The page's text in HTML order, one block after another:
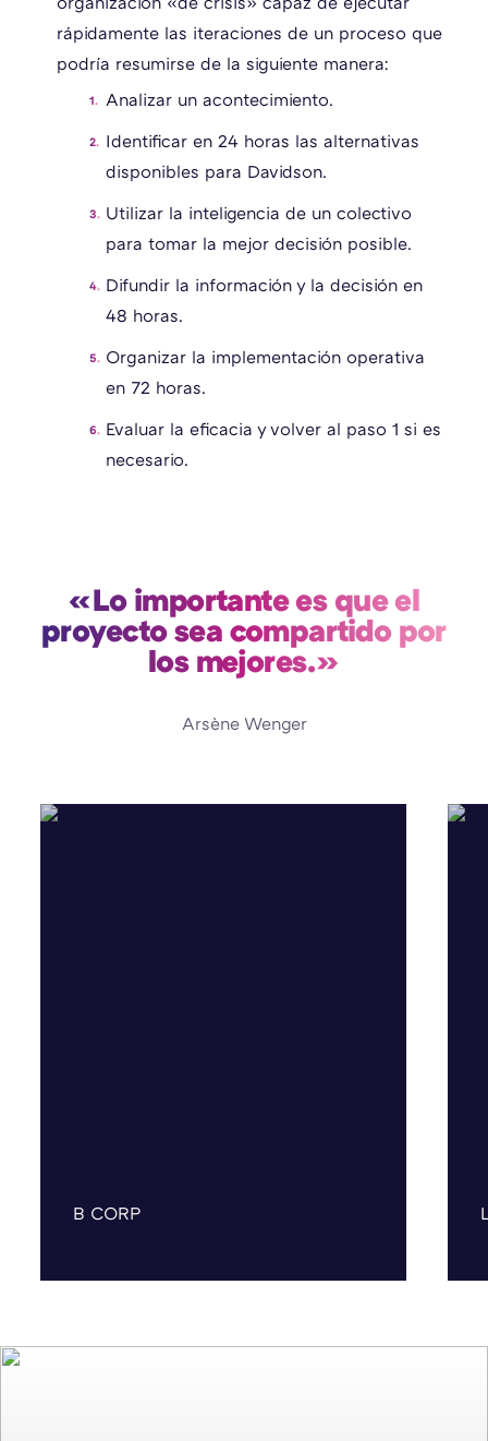
rápidamente las iteraciones de un proceso que
podría resumirse de la siguiente manera:
Analizar un acontecimiento.
Identificar en 24 horas las alternativas
disponibles para Davidson.
Utilizar la inteligencia de un colectivo
para tomar la mejor decisión posible.
Difundir la información y la decisión en
48 horas.
Organizar la implementación operativa
en 72 horas.
Evaluar la eficacia y volver al paso 1 si es
necesario.
«Lo importante es que el
proyecto sea compartido por
los mejores.»
Arsène Wenger
B CORP